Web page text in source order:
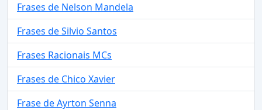
Frases de Nelson Mandela
Frases de Silvio Santos
Frases Racionais MCs
Frases de Chico Xavier
Frase de Ayrton Senna